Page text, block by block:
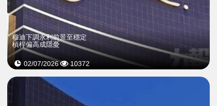
穆迪下調永利前景至穩定
槓桿偏高成隱憂
02/07/2026 10372